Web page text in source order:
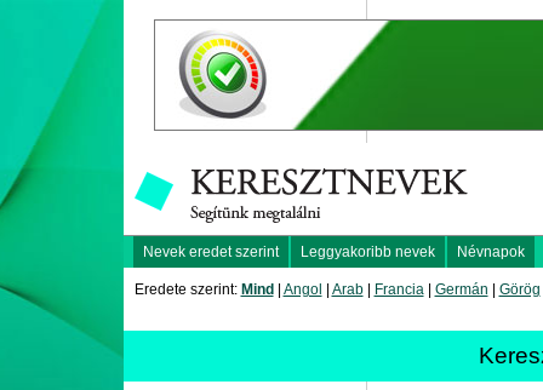
Nevek eredet szerint Leggyakoribb nevek Névnapok
Eredete szerint: Mind Angol Arab| Francia| Germán Görög